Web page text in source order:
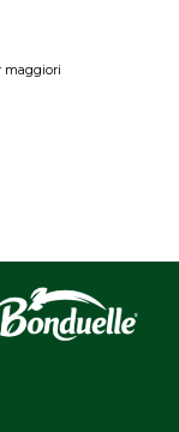
maggiori